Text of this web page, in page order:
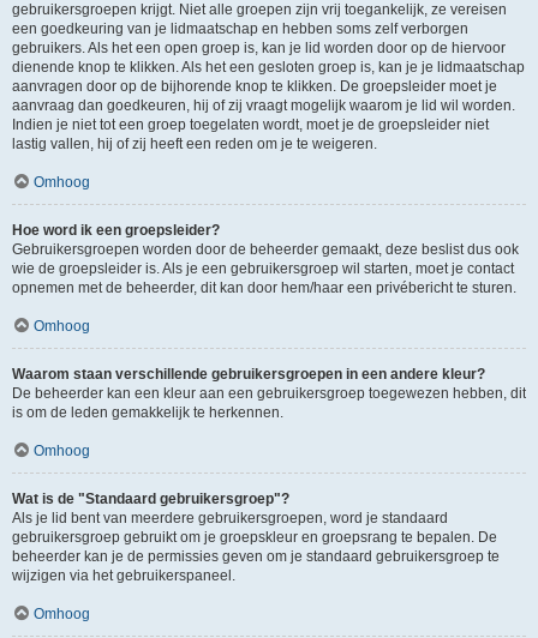
gebruikersgroepen krijgt. Niet alle groepen zijn vrij toegankelijk, ze vereisen
een goedkeuring van je lidmaatschap en hebben soms zelf verborgen
gebruikers. Als het een open groep is, kan je lid worden door op de hiervoor
dienende knop te klikken. Als het een gesloten groep is, kan je je lidmaatschap
aanvragen door op de bijhorende knop te klikken. De groepsleider moet je
aanvraag dan goedkeuren, hij of zij vraagt mogelijk waarom je lid wil worden.
Indien je niet tot een groep toegelaten wordt, moet je de groepsleider niet
lastig vallen, hij of zij heeft een reden om je te weigeren.
Omhoog
Hoe word ik een groepsleider?
Gebruikersgroepen worden door de beheerder gemaakt, deze beslist dus ook
wie de groepsleider is. Als je een gebruikersgroep wil starten, moet je contact
opnemen met de beheerder, dit kan door hem/haar een privébericht te sturen.
Omhoog
Waarom staan verschillende gebruikersgroepen in een andere kleur?
De beheerder kan een kleur aan een gebruikersgroep toegewezen hebben, dit
is om de leden gemakkelijk te herkennen.
Omhoog
Wat is de "Standaard gebruikersgroep"?
Als je lid bent van meerdere gebruikersgroepen, word je standaard
gebruikersgroep gebruikt om je groepskleur en groepsrang te bepalen. De
beheerder kan je de permissies geven om je standaard gebruikersgroep te
wijzigen via het gebruikerspaneel.
Omhoog